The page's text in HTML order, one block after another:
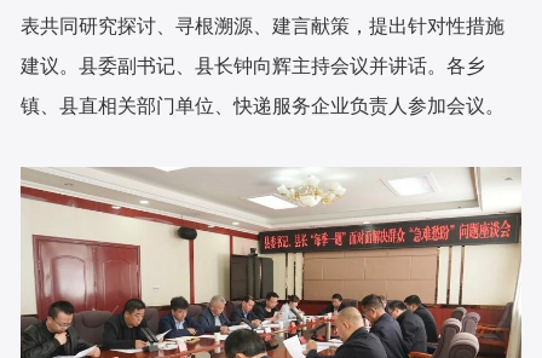
表共同研究探讨、寻根溯源、建言献策，提出针对性措施
建议。县委副书记、县长钟向辉主持会议并讲话。各乡
镇、县直相关部门单位、快递服务企业负责人参加会议。